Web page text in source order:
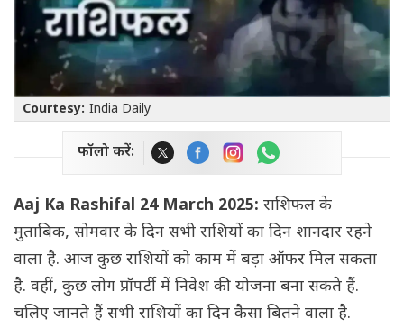
Courtesy: India Daily
फॉलो करें:
Aaj Ka Rashifal 24 March 2025: राशिफल के
मुताबिक, सोमवार के दिन सभी राशियों का दिन शानदार रहने
वाला है. आज कुछ राशियों को काम में बड़ा ऑफर मिल सकता
है. वहीं, कुछ लोग प्रॉपर्टी में निवेश की योजना बना सकते हैं.
चलिए जानते हैं सभी राशियों का दिन कैसा बितने वाला है.